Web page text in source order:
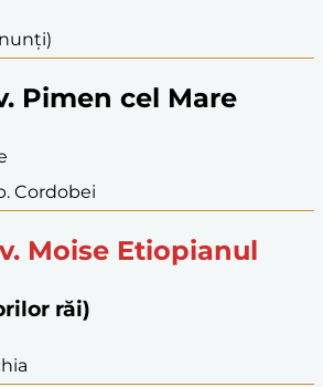
Pimen cel Mare
Cordobei
Moise Etiopianul
răi)